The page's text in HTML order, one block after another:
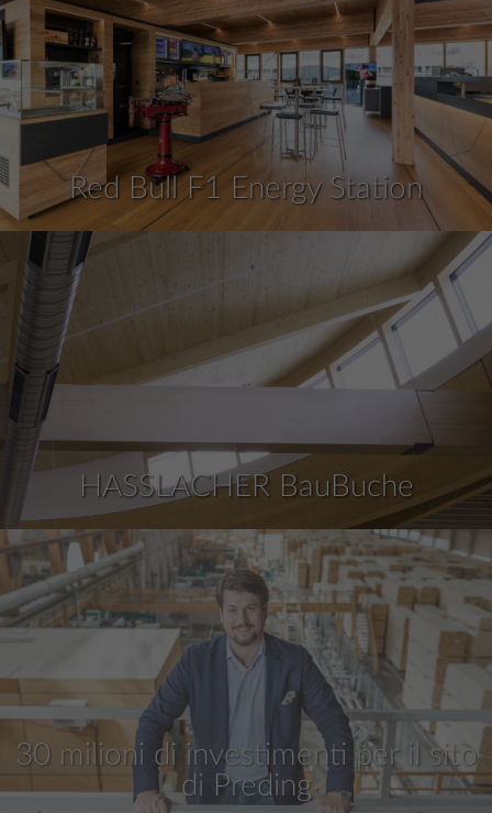
Red Bull F1 Energy Station
HASSLACHER BauBuche
30 milioni di investimenti per il sito
di Preding